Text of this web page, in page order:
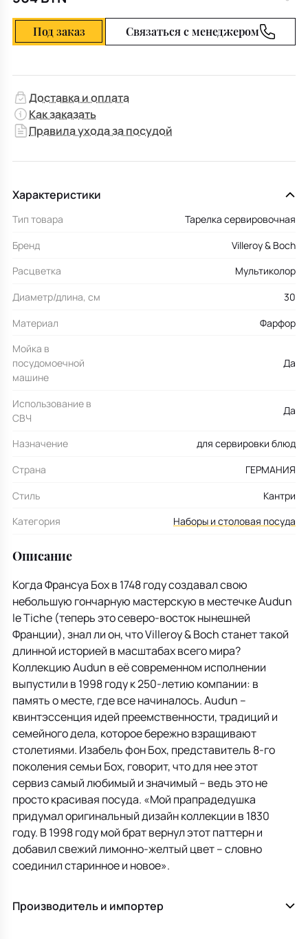
Под заказ Связаться с менеджером
Доставка и оплата
Как заказать
Правила ухода за посудой
Характеристики
Тип товара
Тарелка сервировочная
Бренд
Villeroy & Boch
Расцветка
Мультиколор
Диаметр/длина, см
30
Материал
Фарфор
Мойка в
посудомоечной
машине
Да
Использование в
СВЧ
Да
Назначение
для сервировки блюд
Страна
ГЕРМАНИЯ
Стиль
Кантри
Категория
Наборы и столовая посуда
Описание
Когда Франсуа Бох в 1748 году создавал свою
небольшую гончарную мастерскую в местечке Audun
le Tiche (теперь это северо-восток нынешней
Франции), знал ли он, что Villeroy & Boch станет такой
длинной историей в масштабах всего мира?
Коллекцию Audun в её современном исполнении
выпустили в 1998 году к 250-летию компании: в
память о месте, где все начиналось. Audun –
квинтэссенция идей преемственности, традиций и
семейного дела, которое бережно взращивают
столетиями. Изабель фон Бох, представитель 8-го
поколения семьи Бох, говорит, что для нее этот
сервиз самый любимый и значимый – ведь это не
просто красивая посуда. «Мой прапрадедушка
придумал оригинальный дизайн коллекции в 1830
году. В 1998 году мой брат вернул этот паттерн и
добавил свежий лимонно-желтый цвет – словно
соединил старинное и новое».
Производитель и импортер